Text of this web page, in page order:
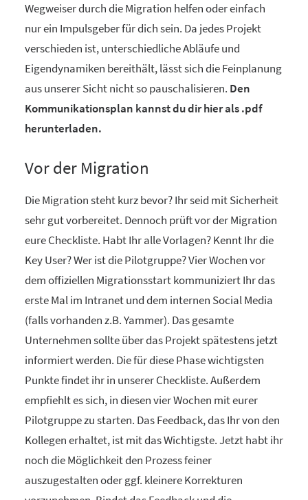
Wegweiser durch die Migration helfen oder einfach
nur ein Impulsgeber für dich sein. Da jedes Projekt
verschieden ist, unterschiedliche Abläufe und
Eigendynamiken bereithält, lässt sich die Feinplanung
aus unserer Sicht nicht so pauschalisieren. Den
Kommunikationsplan kannst du dir hier als .pdf
herunterladen.
Vor der Migration
Die Migration steht kurz bevor? Ihr seid mit Sicherheit
sehr gut vorbereitet. Dennoch prüft vor der Migration
eure Checkliste. Habt Ihr alle Vorlagen? Kennt Ihr die
Key User? Wer ist die Pilotgruppe? Vier Wochen vor
dem offiziellen Migrationsstart kommuniziert Ihr das
erste Mal im Intranet und dem internen Social Media
(falls vorhanden z.B. Yammer). Das gesamte
Unternehmen sollte über das Projekt spätestens jetzt
informiert werden. Die für diese Phase wichtigsten
Punkte findet ihr in unserer Checkliste. Außerdem
empfiehlt es sich, in diesen vier Wochen mit eurer
Pilotgruppe zu starten. Das Feedback, das Ihr von den
Kollegen erhaltet, ist mit das Wichtigste. Jetzt habt ihr
noch die Möglichkeit den Prozess feiner
auszugestalten oder ggf. kleinere Korrekturen